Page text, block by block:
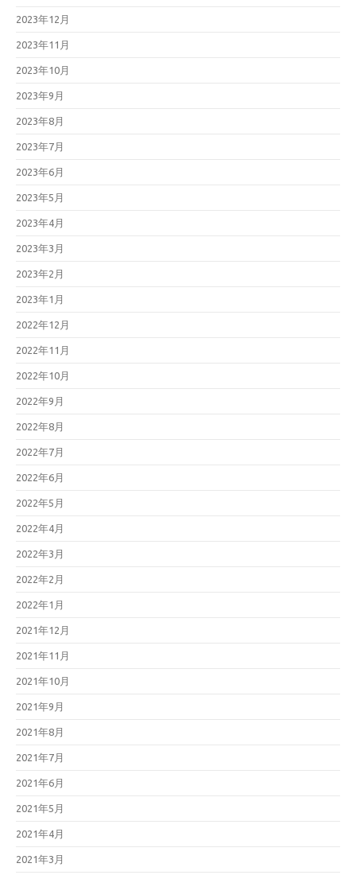
2023年12月
2023年11月
2023年10月
2023年9月
2023年8月
2023年7月
2023年6月
2023年5月
2023年4月
2023年3月
2023年2月
2023年1月
2022年12月
2022年11月
2022年10月
2022年9月
2022年8月
2022年7月
2022年6月
2022年5月
2022年4月
2022年3月
2022年2月
2022年1月
2021年12月
2021年11月
2021年10月
2021年9月
2021年8月
2021年7月
2021年6月
2021年5月
2021年4月
2021年3月